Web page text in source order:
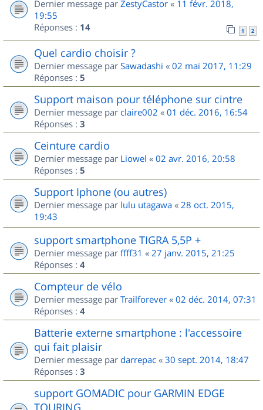
Dernier message par ZestyCastor « 11 févr. 2018,
19:55
Réponses : 14 1 2
Quel cardio choisir ?
Dernier message par Sawadashi « 02 mai 2017, 11:29
Réponses : 5
Support maison pour téléphone sur cintre
Dernier message par claire002 « 01 déc. 2016, 16:54
Réponses : 3
Ceinture cardio
Dernier message par Liowel « 02 avr. 2016, 20:58
Réponses : 5
Support Iphone (ou autres)
Dernier message par lulu utagawa « 28 oct. 2015,
19:43
support smartphone TIGRA 5,5P +
Dernier message par ffff31 « 27 janv. 2015, 21:25
Réponses : 4
Compteur de vélo
Dernier message par Trailforever « 02 déc. 2014, 07:31
Réponses : 4
Batterie externe smartphone : l'accessoire
qui fait plaisir
Dernier message par darrepac « 30 sept. 2014, 18:47
Réponses : 3
support GOMADIC pour GARMIN EDGE
TOURING